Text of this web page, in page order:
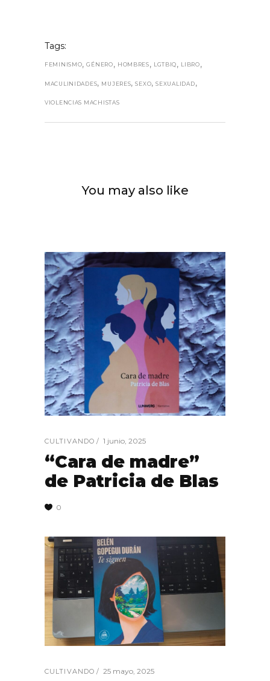
Tags:
FEMINISMO,GÉNERO, HOMBRES, LGTBIQ, LIBRO,
MACULINIDADES, MUJERES,SEXO,SEXUALIDAD,
VIOLENCIAS MACHISTAS
You may also like
CULTIVANDO 1 junio, 2025
“Cara de madre”
de Patricia de Blas
0
CULTIVANDO 25 mayo, 2025